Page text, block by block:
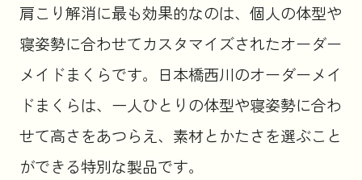
肩こり解消に最も効果的なのは、個人の体型や
寝姿勢に合わせてカスタマイズされたオーダー
メイドまくらです。日本橋西川のオーダーメイ
ドまくらは、一人ひとりの体型や寝姿勢に合わ
せて高さをあつらえ、素材とかたさを選ぶこと
ができる特別な製品です。